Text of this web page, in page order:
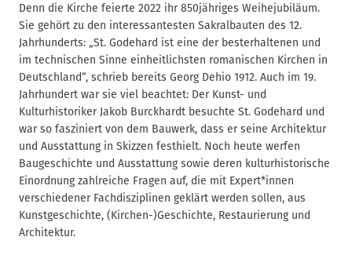
Denn die Kirche feierte 2022 ihr 850jähriges Weihejubiläum.
Sie gehört zu den interessantesten Sakralbauten des 12.
Jahrhunderts: „St. Godehard ist eine der besterhaltenen und
im technischen Sinne einheitlichsten romanischen Kirchen in
Deutschland“, schrieb bereits Georg Dehio 1912. Auch im 19.
Jahrhundert war sie viel beachtet: Der Kunst- und
Kulturhistoriker Jakob Burckhardt besuchte St. Godehard und
war so fasziniert von dem Bauwerk, dass er seine Architektur
und Ausstattung in Skizzen festhielt. Noch heute werfen
Baugeschichte und Ausstattung sowie deren kulturhistorische
Einordnung zahlreiche Fragen auf, die mit Expert*innen
verschiedener Fachdisziplinen geklärt werden sollen, aus
Kunstgeschichte, (Kirchen-)Geschichte, Restaurierung und
Architektur.